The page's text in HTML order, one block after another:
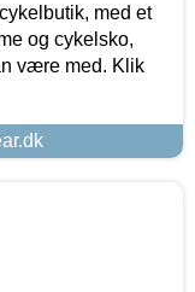
med et
og cykelsko,
være med. Klik